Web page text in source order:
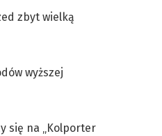
zbyt wielką
wyższej
się na „Kolporter